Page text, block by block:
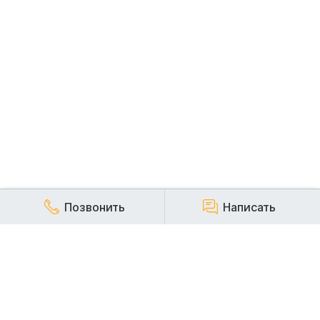
Позвонить Написать